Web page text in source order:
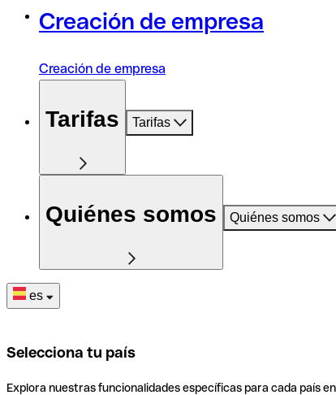
Creación de empresa
Creación de empresa
Tarifas Tarifas
Quiénes somos Quiénes somos
es
Selecciona tu país
Explora nuestras funcionalidades específicas para cada país